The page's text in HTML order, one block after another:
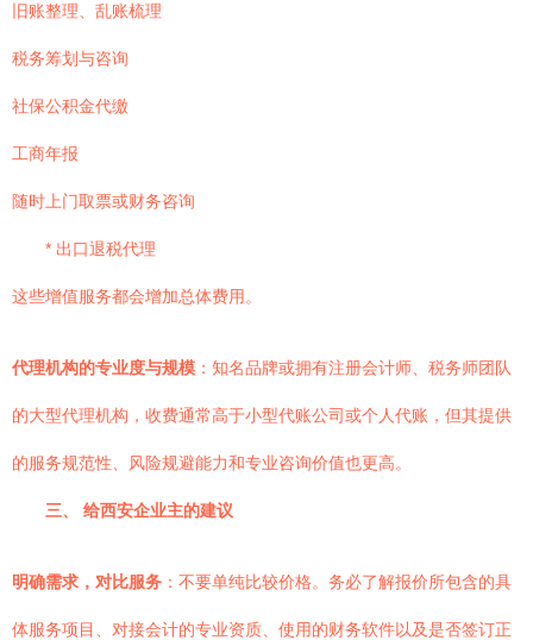
旧账整理、乱账梳理
税务筹划与咨询
社保公积金代缴
工商年报
随时上门取票或财务咨询
* 出口退税代理
这些增值服务都会增加总体费用。
代理机构的专业度与规模 ：知名品牌或拥有注册会计师、税务师团队
的大型代理机构，收费通常高于小型代账公司或个人代账，但其提供
的服务规范性、风险规避能力和专业咨询价值也更高。
三、 给西安企业主的建议
明确需求，对比服务 ：不要单纯比较价格。务必了解报价所包含的具
体服务项目、对接会计的专业资质、使用的财务软件以及是否签订正